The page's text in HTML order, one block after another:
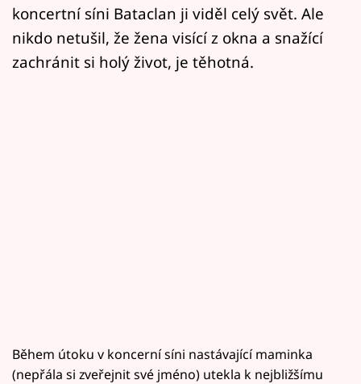
Přihlášení
koncertní síni Bataclan ji viděl celý svět. Ale
nikdo netušil, že žena visící z okna a snažící
zachránit si holý život, je těhotná.
Během útoku v koncerní síni nastávající maminka
(nepřála si zveřejnit své jméno) utekla k nejbližšímu